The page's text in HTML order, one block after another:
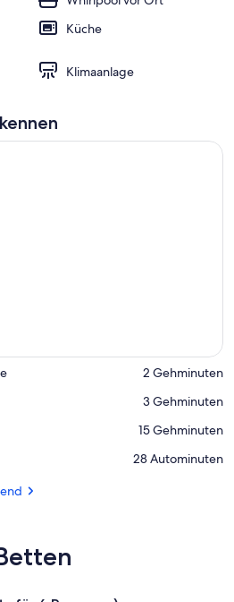
Küche
Klimaanlage
‪2 Gehminuten‬
‪3 Gehminuten‬
‪15 Gehminuten‬
‪28 Autominuten‬